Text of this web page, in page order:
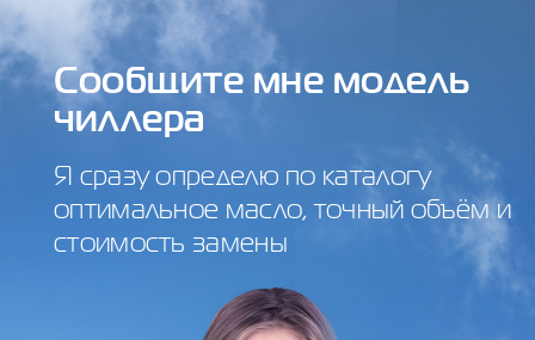
Сообщите мне модель
чиллера
Я сразу определю по каталогу
оптимальное масло, точный объём и
стоимость замены